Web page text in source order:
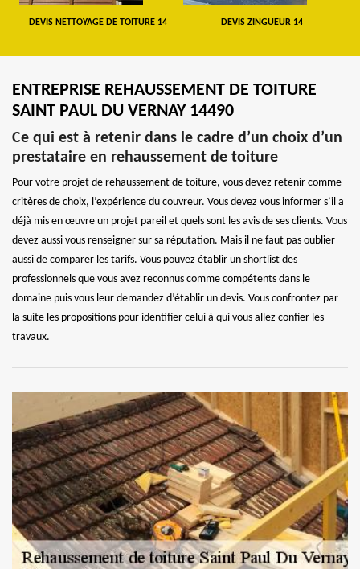
DEVIS NETTOYAGE DE TOITURE 14 DEVIS ZINGUEUR 14
ENTREPRISE REHAUSSEMENT DE TOITURE
SAINT PAUL DU VERNAY 14490
Ce qui est à retenir dans le cadre d’un choix d’un
prestataire en rehaussement de toiture
Pour votre projet de rehaussement de toiture, vous devez retenir comme
critères de choix, l’expérience du couvreur. Vous devez vous informer s’il a
déjà mis en œuvre un projet pareil et quels sont les avis de ses clients. Vous
devez aussi vous renseigner sur sa réputation. Mais il ne faut pas oublier
aussi de comparer les tarifs. Vous pouvez établir un shortlist des
professionnels que vous avez reconnus comme compétents dans le
domaine puis vous leur demandez d’établir un devis. Vous confrontez par
la suite les propositions pour identifier celui à qui vous allez confier les
travaux.